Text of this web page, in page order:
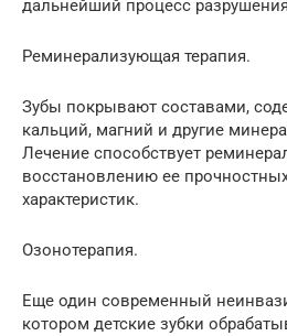
дальнейший процесс
Реминерализующая терапия.
Зубы покрывают составами,
кальций, магний и другие
Лечение способствует
восстановлению ее
характеристик.
Озонотерапия.
Еще один современный
котором детские зубки